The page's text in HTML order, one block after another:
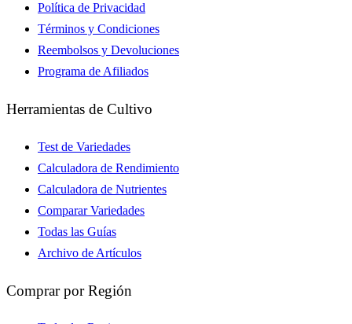
Política de Privacidad
Términos y Condiciones
Reembolsos y Devoluciones
Programa de Afiliados
Herramientas de Cultivo
Test de Variedades
Calculadora de Rendimiento
Calculadora de Nutrientes
Comparar Variedades
Todas las Guías
Archivo de Artículos
Comprar por Región